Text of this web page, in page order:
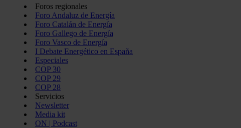
Foros regionales
Foro Andaluz de Energía
Foro Catalán de Energía
Foro Gallego de Energía
Foro Vasco de Energía
I Debate Energético en España
Especiales
COP 30
COP 29
COP 28
Servicios
Newsletter
Media kit
ON | Podcast